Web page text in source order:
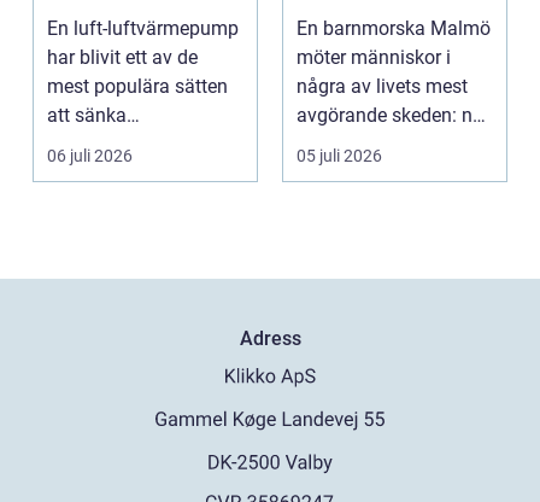
värme för
kustklimat
En luft-luftvärmepump
har blivit ett av de
mest populära sätten
att sänka
uppvärmningskostnad
06 juli 2026
till med genom
livets olika faser
En barnmorska Malmö
möter människor i
några av livets mest
avgörande skeden: när
en graviditet plane...
05 juli 2026
Adress